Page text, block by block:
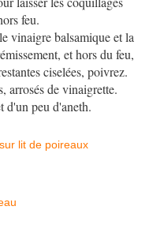
feu.
vinaigre balsamique et la
et hors du feu,
ciselées, poivrez.
arrosés de vinaigrette.
d'un peu d'aneth.